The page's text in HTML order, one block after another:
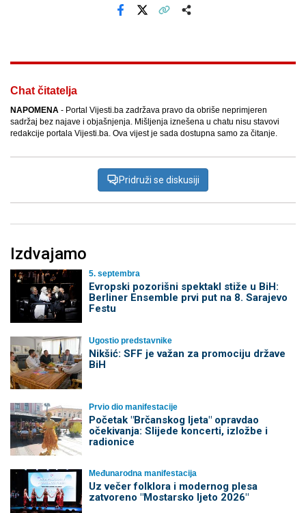
Chat čitatelja
NAPOMENA - Portal Vijesti.ba zadržava pravo da obriše neprimjeren
sadržaj bez najave i objašnjenja. Mišljenja iznešena u chatu nisu stavovi
redakcije portala Vijesti.ba. Ova vijest je sada dostupna samo za čitanje.
Pridruži se diskusiji
Izdvajamo
5. septembra
Evropski pozorišni spektakl stiže u BiH:
Berliner Ensemble prvi put na 8. Sarajevo
Festu
Ugostio predstavnike
Nikšić: SFF je važan za promociju države
BiH
Prvio dio manifestacije
Početak "Brčanskog ljeta" opravdao
očekivanja: Slijede koncerti, izložbe i
radionice
Međunarodna manifestacija
Uz večer folklora i modernog plesa
zatvoreno "Mostarsko ljeto 2026"